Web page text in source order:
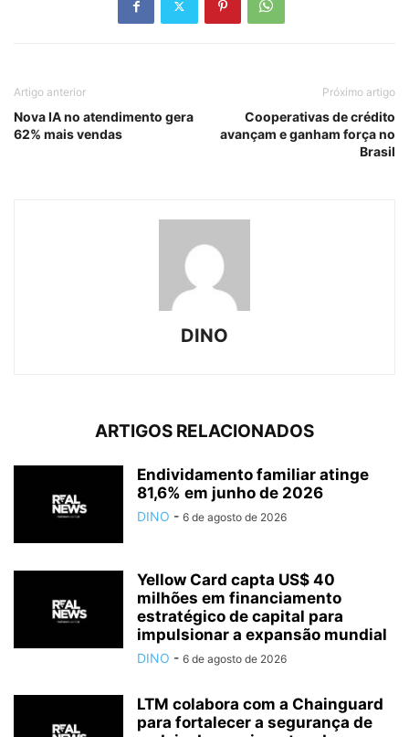
Artigo anterior
Nova IA no atendimento gera
62% mais vendas
Próximo artigo
Cooperativas de crédito
avançam e ganham força no
Brasil
DINO
ARTIGOS RELACIONADOS
Endividamento familiar atinge
81,6% em junho de 2026
DINO - 6 de agosto de 2026
Yellow Card capta US$ 40
milhões em financiamento
estratégico de capital para
impulsionar a expansão mundial
DINO - 6 de agosto de 2026
LTM colabora com a Chainguard
para fortalecer a segurança de